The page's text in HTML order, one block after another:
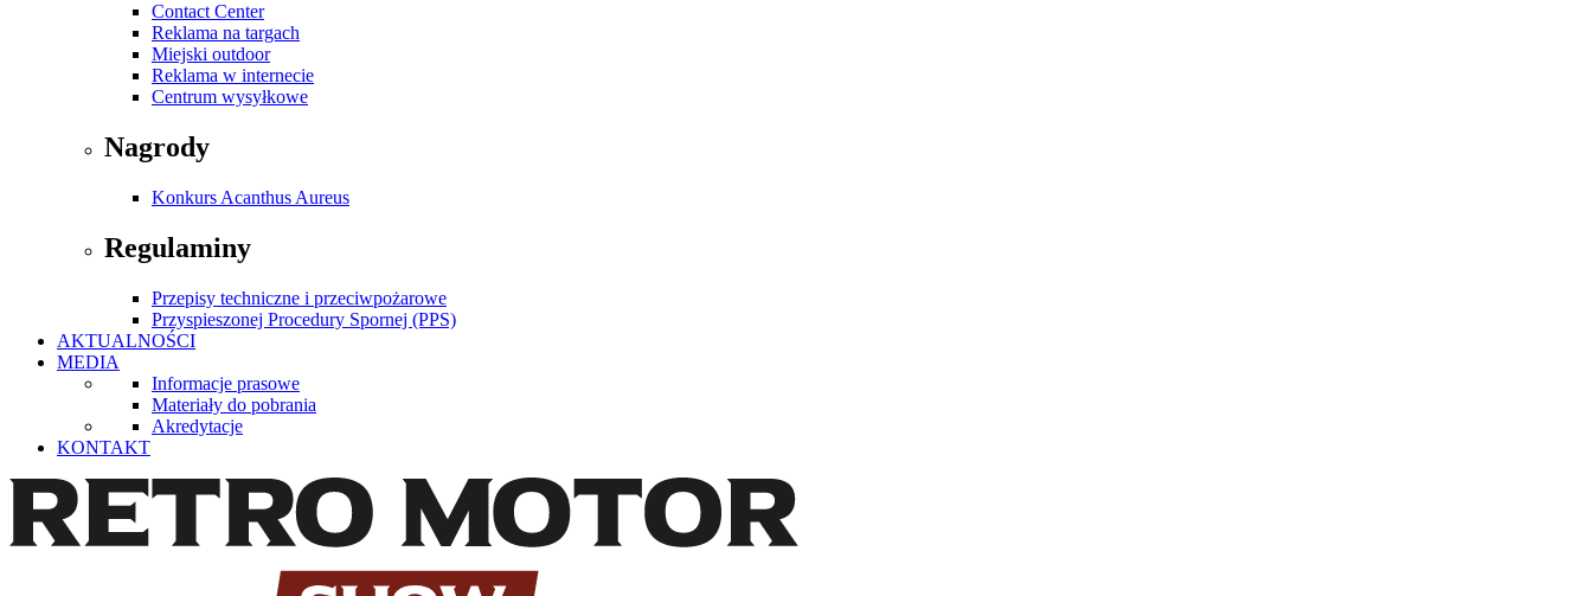
Contact Center
Reklama na targach
Miejski outdoor
Reklama w internecie
Centrum wysyłkowe
Nagrody
Konkurs Acanthus Aureus
Regulaminy
Przepisy techniczne i przeciwpożarowe
Przyspieszonej Procedury Spornej (PPS)
AKTUALNOŚCI
MEDIA
Informacje prasowe
Materiały do pobrania
Akredytacje
KONTAKT